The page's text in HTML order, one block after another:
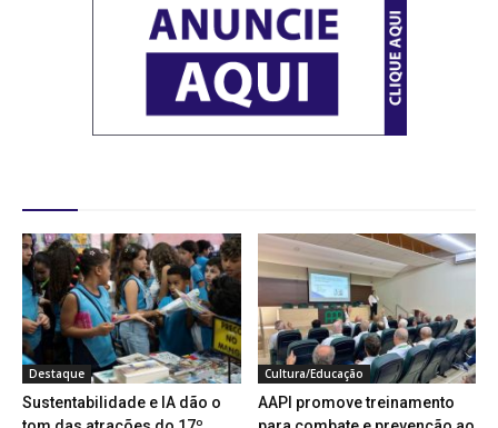
Destaque
Sustentabilidade e IA dão o
Cultura/Educação
AAPI promove treinamento